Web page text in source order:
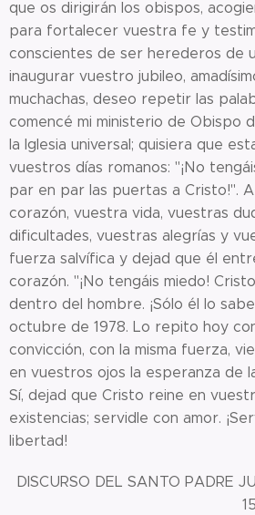
que os dirigirán los obispos,
para fortalecer vuestra fe y
conscientes de ser herederos de
inaugurar vuestro jubileo,
muchachas, deseo repetir las
comencé mi ministerio de Obispo
la Iglesia universal; quisiera que
vuestros días romanos: "¡No
par en par las puertas a Cristo!".
corazón, vuestra vida, vuestras
dificultades, vuestras alegrías y
fuerza salvífica y dejad que él
corazón. "¡No tengáis miedo!
dentro del hombre. ¡Sólo él lo
octubre de 1978. Lo repito hoy
convicción, con la misma fuerza,
en vuestros ojos la esperanza de
Sí, dejad que Cristo reine en
existencias; servidle con amor.
libertad!
DISCURSO DEL SANTO PADRE